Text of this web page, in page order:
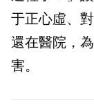
于正心虛、
還在醫院，
害。